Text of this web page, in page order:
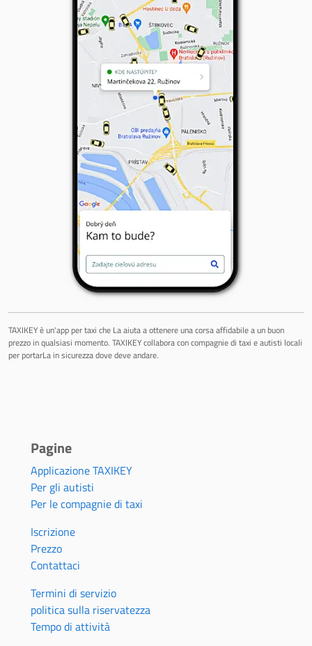
TAXIKEY è un'app per taxi che La aiuta a ottenere una corsa affidabile a un buon
prezzo in qualsiasi momento. TAXIKEY collabora con compagnie di taxi e autisti locali
per portarLa in sicurezza dove deve andare.
Pagine
Applicazione TAXIKEY
Per gli autisti
Per le compagnie di taxi
Iscrizione
Prezzo
Contattaci
Termini di servizio
politica sulla riservatezza
Tempo di attività